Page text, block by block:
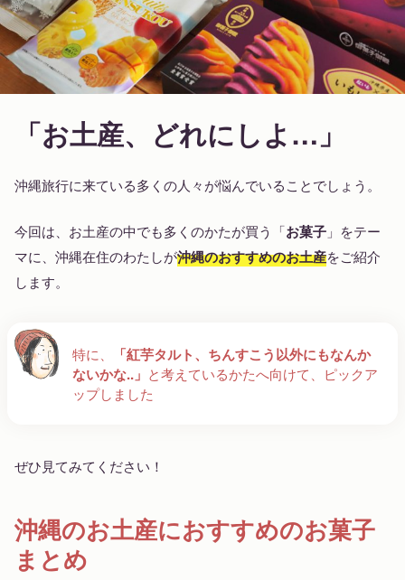
「お土産、どれにしよ…」
沖縄旅行に来ている多くの人々が悩んでいることでしょう。
今回は、お土産の中でも多くのかたが買う「お菓子 」をテー
マに、沖縄在住のわたしが沖縄のおすすめのお土産をご紹介
します。
特に、
「紅芋タルト、ちんすこう以外にもなんか
ないかな..」 と考えているかたへ向けて、ピックア
ップしました
ぜひ見てみてください！
沖縄のお土産におすすめのお菓子
まとめ